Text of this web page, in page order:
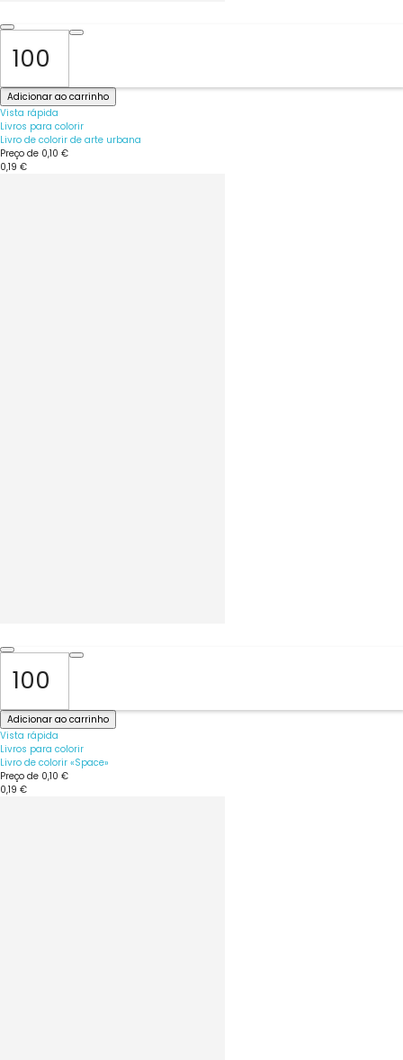
Adicionar ao carrinho
Vista rápida
Livros para colorir
Livro de colorir de arte urbana
Preço de 0,10 €
0,19 €
Adicionar ao carrinho
Vista rápida
Livros para colorir
Livro de colorir «Space»
Preço de 0,10 €
0,19 €